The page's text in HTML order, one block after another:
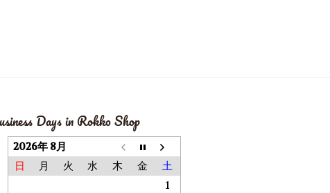
Days in Rokko Shop
2026年 8月
日 月 火 水 木 金 土
1